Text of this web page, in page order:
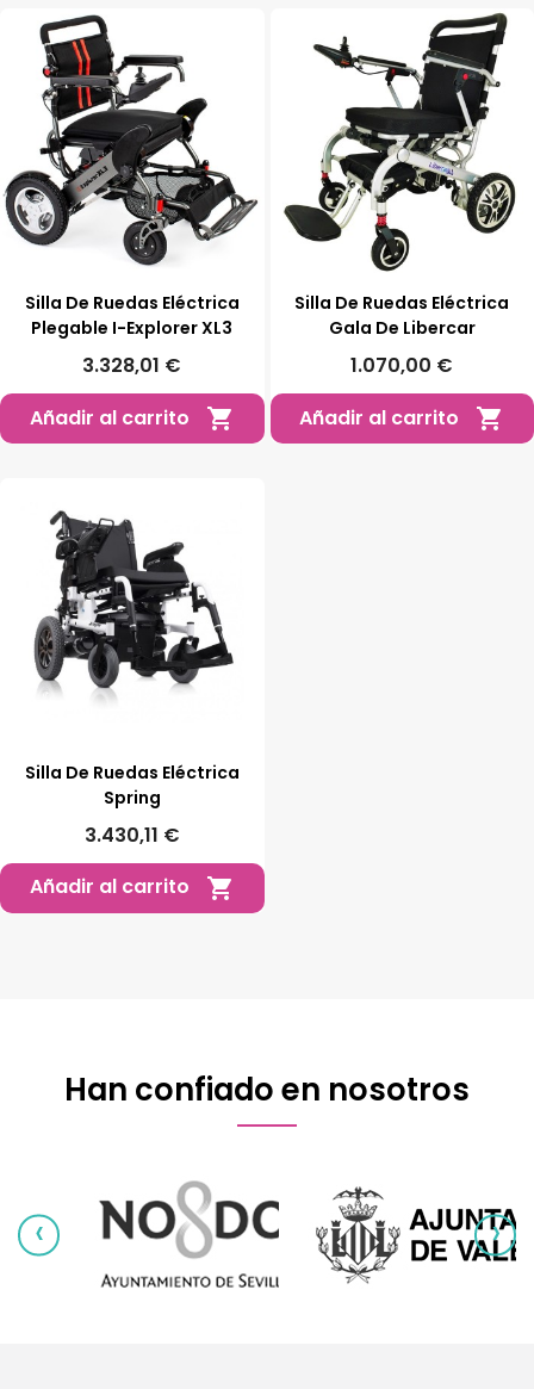
Silla De Ruedas Eléctrica
Plegable I-Explorer XL3
3.328,01 €
Añadir al carrito

Silla De Ruedas Eléctrica
Gala De Libercar
1.070,00 €
Añadir al carrito

Silla De Ruedas Eléctrica
Spring
3.430,11 €
Añadir al carrito

Han confiado en nosotros
‹ ›